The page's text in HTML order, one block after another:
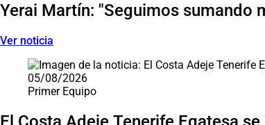
Yerai Martín: "Seguimos sumando
Ver noticia
05/08/2026
Primer Equipo